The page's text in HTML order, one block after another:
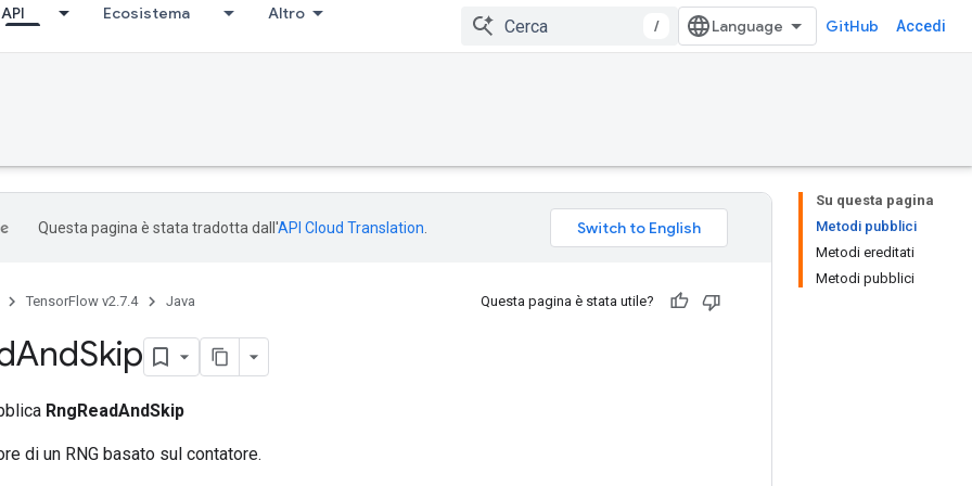
API Ecosistema Altro
/ GitHub Accedi
Su questa pagina
Metodi pubblici
Metodi ereditati
Metodi pubblici
Questa pagina è stata tradotta dall'API Cloud Translation
TensorFlow v2.7.4 Java Questa pagina è stata utile?
AndSkip
RngReadAndSkip
di un RNG basato sul contatore.